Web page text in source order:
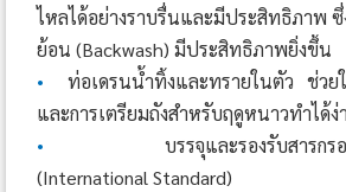
ไหลได้อย่างราบรื่นและมีประสิทธิภาพ ซึ่
ย้อน (Backwash) มีประสิทธิภาพยิ่งขึ้น
•
ท่อเดรนน้ำทิ้งและทรายในตัว ช่วย
และการเตรียมถังสำหรับฤดูหนาวทำได้ง่
•
บรรจุและรองรับสารกรองม
(International Standard)